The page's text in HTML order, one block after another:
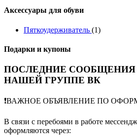
Аксессуары для обуви
Пяткоудерживатель (1)
Подарки и купоны
ПОСЛЕДНИЕ СООБЩЕНИЯ
НАШЕЙ ГРУППЕ ВК
❗️ВАЖНОЕ ОБЪЯВЛЕНИЕ ПО
В связи с перебоями в работе
оформляются через: